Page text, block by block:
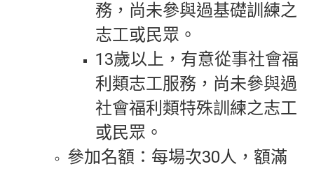
務，尚未參與過基礎訓練之
志工或民眾。
13歲以上，有意從事社會福
利類志工服務，尚未參與過
社會福利類特殊訓練之志工
或民眾。
參加名額：每場次30人，額滿